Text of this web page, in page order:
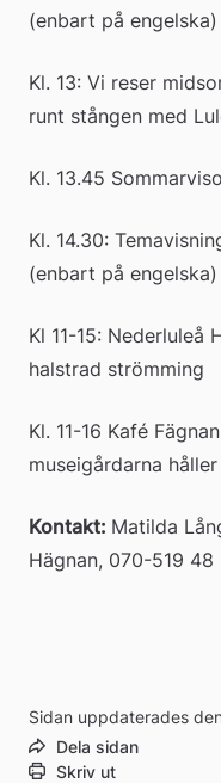
(enbart på engelska)
Kl. 13: Vi reser
runt stången med
Kl. 13.45
Kl. 14.30:
(enbart på engelska)
Kl 11-15: Nederluleå
halstrad strömming
Kl. 11-16 Kafé
museigårdarna
Kontakt: Matilda
Hägnan, 070-519 48
Sidan uppdaterades
Dela sidan
Skriv ut